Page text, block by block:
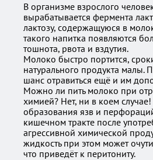
В организме взрослого
вырабатывается фермента
лактозу, содержащуюся в
такого напитка появляются
тошнота, рвота и вздутия.
Молоко быстро портится,
натурального продукта малы.
шанс отравиться ещё и им
Можно ли пить молоко при
химией? Нет, ни в коем случае!
образования язв и
кишечном тракте после
агрессивной химической
жидкость при этом может
что приведёт к перитониту.